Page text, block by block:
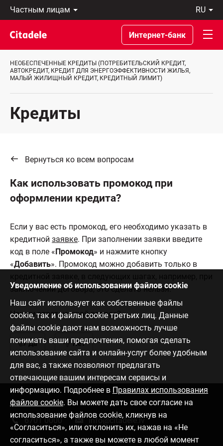
Частным
лицам
Предприятиям
Private
Banking
О
банке
C
ru
Latviski
По-
русски
In
English
Интернет-банк
НЕОБЕСПЕЧЕННЫЕ КРЕДИТЫ (ПОТРЕБИТЕЛЬСКИЙ КРЕДИТ,
АВТОКРЕДИТ, КРЕДИТ ДЛЯ ЭНЕРГОЭФФЕКТИВНОСТИ ЖИЛЬЯ,
МАЛЫЙ ЖИЛИЩНЫЙ КРЕДИТ, КРЕДИТНЫЙ ЛИМИТ)
Кредиты
Вернуться ко всем вопросам
Как использовать промокод при
оформлении кредита?
Если у вас есть промокод, его необходимо указать в
кредитной заявке. При заполнении заявки введите
код в поле «Промокод» и нажмите кнопку
«Добавить». Промокод можно добавить только в
заключении договора, это сделать нельзя.
Нашли ответ на свой вопрос?
Да Нет
Уведомление об использовании файлов cookie
Наш сайт использует как собственные файлы
cookie, так и файлы cookie третьих лиц. Данные
файлы cookie дают нам возможность лучше
понимать ваши предпочтения, помогая сделать
использование сайта и онлайн-услуг более удобным
для вас, а также позволяют предлагать
отвечающие вашим интересам сервисы и
информацию. Подробнее в Правилах использования
файлов cookie. Вы можете дать свое согласие на
использование файлов cookie, кликнув на
«Согласиться», или отклонить их, нажав на «Не
согласиться», а также вы можете в любой момент
Связаться с нами
6701 0000 info@citadele.lv